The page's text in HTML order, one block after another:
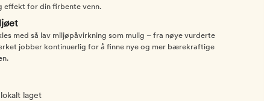
effekt for din firbente venn.
med så lav miljøpåvirkning som mulig – fra nøye vurderte
jobber kontinuerlig for å finne nye og mer bærekraftige
laget